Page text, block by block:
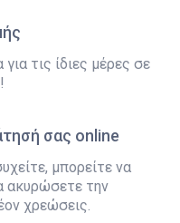
τις ίδιες μέρες σε
σας online
μπορείτε να
ακυρώσετε την
χρεώσεις.